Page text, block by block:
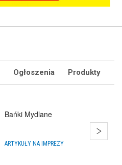
Ogłoszenia Produkty
Estate Polska
BIURA NIERUCHOMOŚCI